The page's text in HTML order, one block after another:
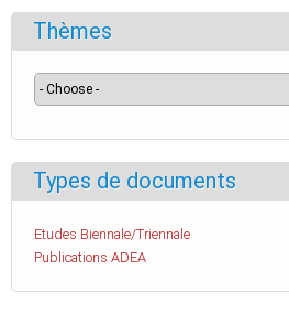
Thèmes
Types de documents
Etudes Biennale/Triennale
Publications ADEA